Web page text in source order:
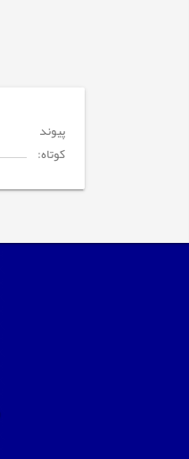
پیوند
کوتاه: